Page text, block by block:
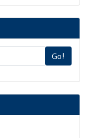
Go!